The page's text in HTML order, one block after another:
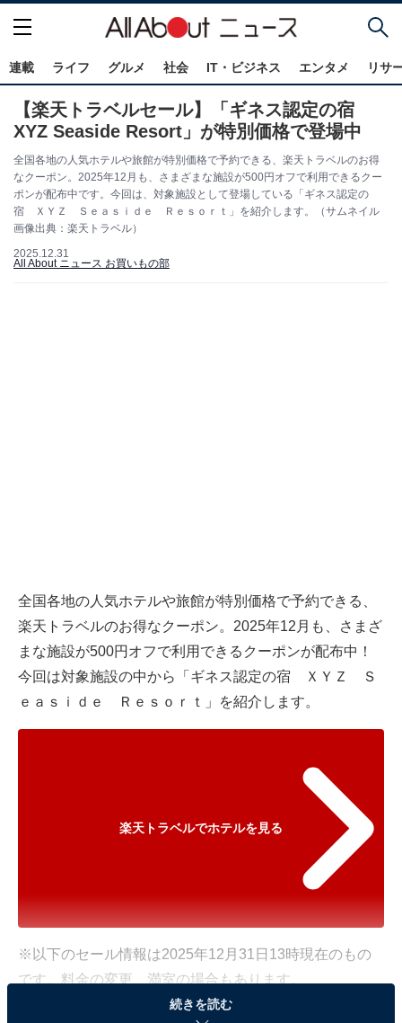
連載 ライフ グルメ 社会 IT・ビジネス エンタメ リサ
【楽天トラベルセール】「ギネス認定の宿
XYZ Seaside Resort」が特別価格で登場中
全国各地の人気ホテルや旅館が特別価格で予約できる、楽天トラベルのお得
なクーポン。2025年12月も、さまざまな施設が500円オフで利用できるクー
ポンが配布中です。今回は、対象施設として登場している「ギネス認定の
宿 ＸＹＺ Ｓｅａｓｉｄｅ Ｒｅｓｏｒｔ」を紹介します。（サムネイル
画像出典：楽天トラベル）
2025.12.31
All About ニュース お買いもの部
全国各地の人気ホテルや旅館が特別価格で予約できる、
楽天トラベルのお得なクーポン。2025年12月も、さまざ
まな施設が500円オフで利用できるクーポンが配布中！
今回は対象施設の中から「ギネス認定の宿 ＸＹＺ Ｓ
ｅａｓｉｄｅ Ｒｅｓｏｒｔ」を紹介します。
楽天トラベルでホテルを見る
※以下のセール情報は2025年12月31日13時現在のもの
です。料金の変更、満室の場合もあります。
※本記事で紹介している商品の購入やサービスの利用により、売上の一部が
続きを読む